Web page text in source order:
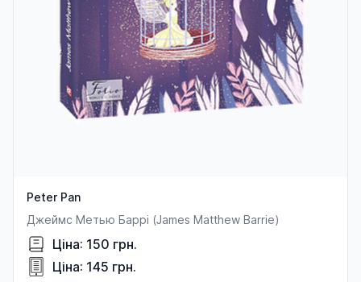
Peter Pan
Джеймс Метью Баррі (James Matthew Barrie)
Ціна: 150 грн.
Ціна: 145 грн.